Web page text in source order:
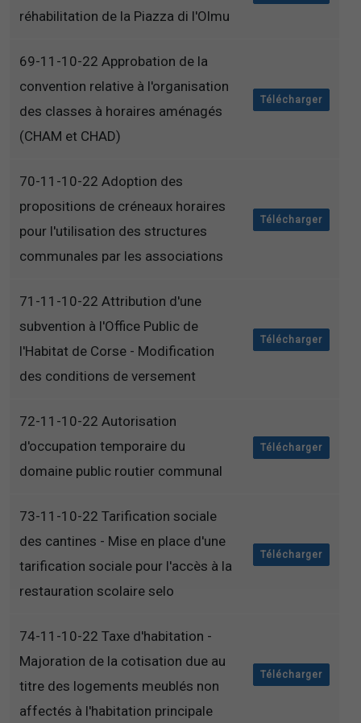
réhabilitation de la Piazza di l'Olmu
69-11-10-22 Approbation de la
convention relative à l'organisation
des classes à horaires aménagés
(CHAM et CHAD)
Télécharger
70-11-10-22 Adoption des
propositions de créneaux horaires
pour l'utilisation des structures
communales par les associations
Télécharger
71-11-10-22 Attribution d'une
subvention à l'Office Public de
l'Habitat de Corse - Modification
des conditions de versement
Télécharger
72-11-10-22 Autorisation
d'occupation temporaire du
domaine public routier communal
Télécharger
73-11-10-22 Tarification sociale
des cantines - Mise en place d'une
tarification sociale pour l'accès à la
restauration scolaire selo
Télécharger
74-11-10-22 Taxe d'habitation -
Majoration de la cotisation due au
titre des logements meublés non
affectés à l'habitation principale
Télécharger